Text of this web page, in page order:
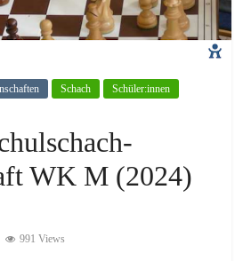
Schach
Schüler:innen
WK M (2024)
991 Views